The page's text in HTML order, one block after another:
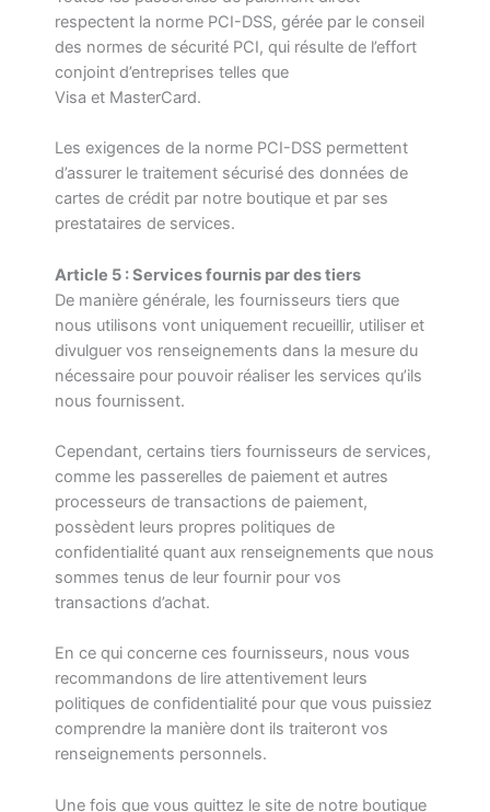
respectent la norme PCI-DSS, gérée par le conseil
des normes de sécurité PCI, qui résulte de l’effort
conjoint d’entreprises telles que
Visa et MasterCard.
Les exigences de la norme PCI-DSS permettent
d’assurer le traitement sécurisé des données de
cartes de crédit par notre boutique et par ses
prestataires de services.
Article 5 : Services fournis par des tiers
De manière générale, les fournisseurs tiers que
nous utilisons vont uniquement recueillir, utiliser et
divulguer vos renseignements dans la mesure du
nécessaire pour pouvoir réaliser les services qu’ils
nous fournissent.
Cependant, certains tiers fournisseurs de services,
comme les passerelles de paiement et autres
processeurs de transactions de paiement,
possèdent leurs propres politiques de
confidentialité quant aux renseignements que nous
sommes tenus de leur fournir pour vos
transactions d’achat.
En ce qui concerne ces fournisseurs, nous vous
recommandons de lire attentivement leurs
politiques de confidentialité pour que vous puissiez
comprendre la manière dont ils traiteront vos
renseignements personnels.
Une fois que vous quittez le site de notre boutique